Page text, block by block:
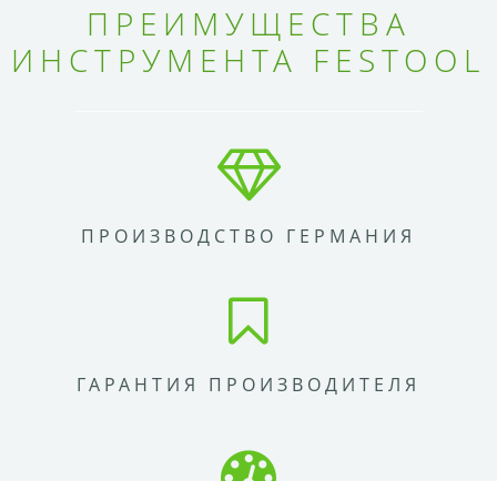
ПРЕИМУЩЕСТВА
ИНСТРУМЕНТА FESTOOL
ПРОИЗВОДСТВО ГЕРМАНИЯ
ГАРАНТИЯ ПРОИЗВОДИТЕЛЯ